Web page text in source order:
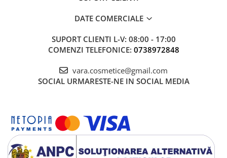
DATE COMERCIALE
SUPORT CLIENTI L-V: 08:00 - 17:00
COMENZI TELEFONICE: 0738972848
vara.cosmetice@gmail.com
SOCIAL URMARESTE-NE IN SOCIAL MEDIA